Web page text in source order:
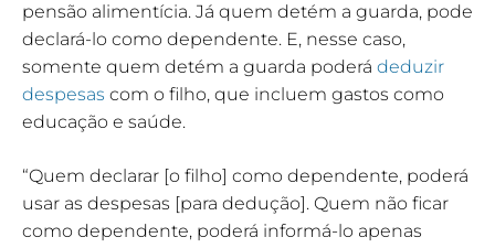
pensão alimentícia. Já quem detém a guarda, pode
declará-lo como dependente. E, nesse caso,
somente quem detém a guarda poderá deduzir
despesas com o filho, que incluem gastos como
educação e saúde.
“Quem declarar [o filho] como dependente, poderá
usar as despesas [para dedução]. Quem não ficar
como dependente, poderá informá-lo apenas